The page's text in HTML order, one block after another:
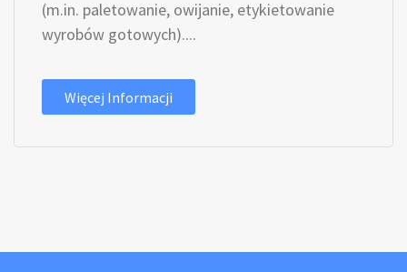
(m.in. paletowanie, owijanie, etykietowanie
wyrobów gotowych)....
Więcej Informacji